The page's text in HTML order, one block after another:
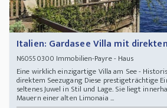
Italien: Gardasee Villa mit
N60550300 Immobilien-Payre - Haus
Eine wirklich einzigartige Villa am See -
direktem Seezugang Diese prestigeträchtige
seltenes Juwel in Stil und Lage. Sie liegt
Mauern einer alten Limonaia ...